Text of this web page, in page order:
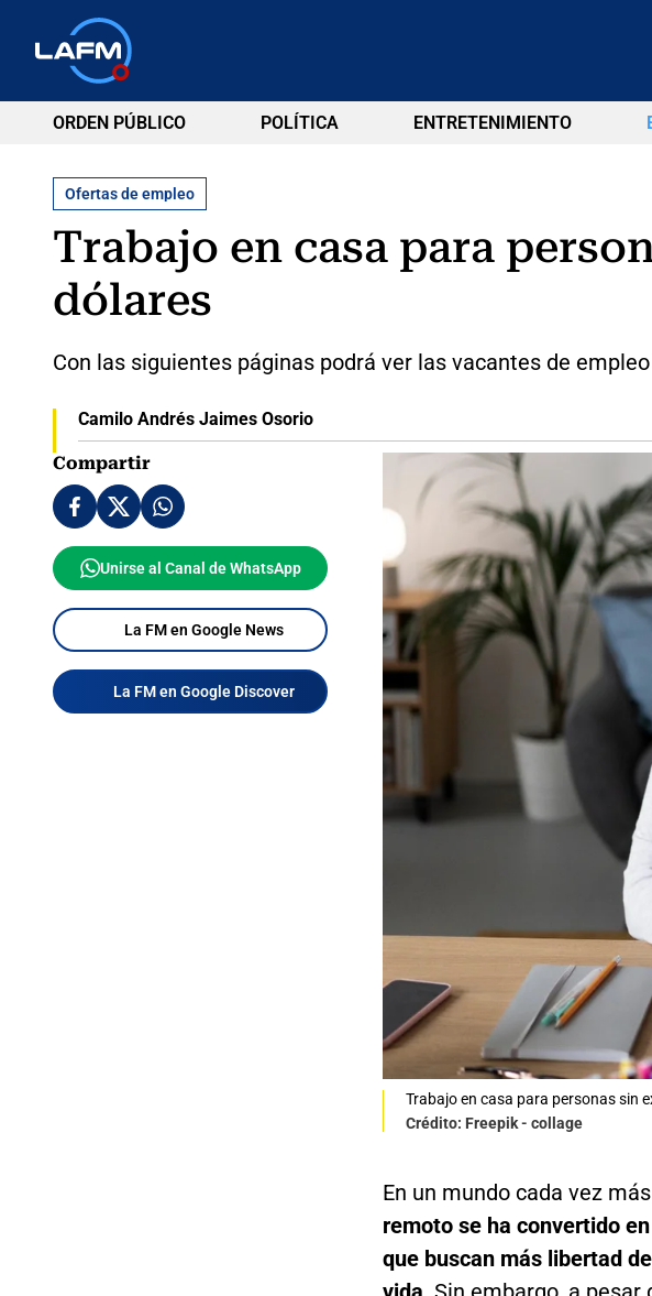
ORDEN PÚBLICO POLÍTICA ENTRETENIMIENTO
Ofertas de empleo
Trabajo en casa para
dólares
Con las siguientes páginas podrá ver las vacantes de
Camilo Andrés Jaimes Osorio
Compartir
Unirse al Canal de WhatsApp
La FM en Google News
La FM en Google Discover
Trabajo en casa para personas sin
Crédito: Freepik - collage
En un mundo cada vez
remoto se ha convertido
que buscan más libertad